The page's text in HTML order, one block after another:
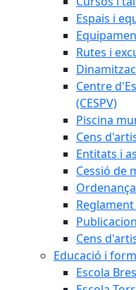
Espais i
Rutes i
Centre
(CESPV)
Piscina
Cens
Entitats i
Cessió de
Cens
Educació i
Escola